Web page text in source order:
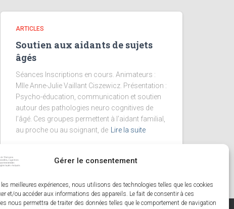
Gérer le consentement
meilleures expériences, nous utilisons des technologies telles que les cookies
et/ou accéder aux informations des appareils. Le fait de consentir à ces
nous permettra de traiter des données telles que le comportement de navigation
ARTICLES
Soutien aux aidants de sujets
âgés
Séances Inscriptions en cours. Animateurs :
Mlle Anne-Julie Vaillant Ciszewicz. Présentation :
Psycho-éducation, communication et soutien
autour des pathologies neuro cognitives de
l’âgé. Ces groupes permettent à l’aidant familial,
au proche ou au soignant, de
Lire la suite